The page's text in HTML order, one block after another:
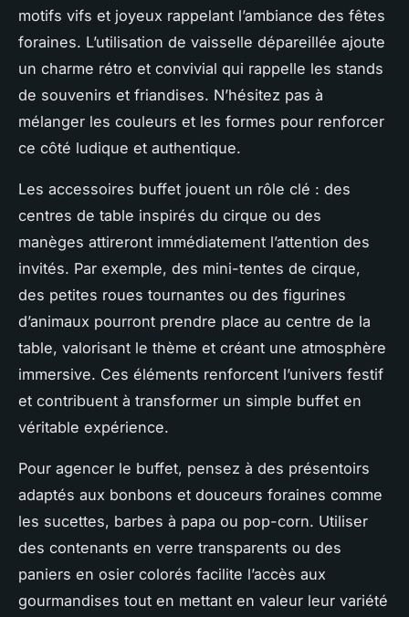
motifs vifs et joyeux rappelant l’ambiance des fêtes
foraines. L’utilisation de vaisselle dépareillée ajoute
un charme rétro et convivial qui rappelle les stands
de souvenirs et friandises. N’hésitez pas à
mélanger les couleurs et les formes pour renforcer
ce côté ludique et authentique.
Les accessoires buffet jouent un rôle clé : des
centres de table inspirés du cirque ou des
manèges attireront immédiatement l’attention des
invités. Par exemple, des mini-tentes de cirque,
des petites roues tournantes ou des figurines
d’animaux pourront prendre place au centre de la
table, valorisant le thème et créant une atmosphère
immersive. Ces éléments renforcent l’univers festif
et contribuent à transformer un simple buffet en
véritable expérience.
Pour agencer le buffet, pensez à des présentoirs
adaptés aux bonbons et douceurs foraines comme
les sucettes, barbes à papa ou pop-corn. Utiliser
des contenants en verre transparents ou des
paniers en osier colorés facilite l’accès aux
gourmandises tout en mettant en valeur leur variété